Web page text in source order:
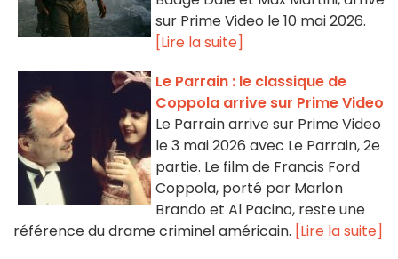
sur Prime Video le 10 mai 2026.
[Lire la suite]
Le Parrain : le classique de
Coppola arrive sur Prime Video
Le Parrain arrive sur Prime Video
le 3 mai 2026 avec Le Parrain, 2e
partie. Le film de Francis Ford
Coppola, porté par Marlon
Brando et Al Pacino, reste une
référence du drame criminel américain. [Lire la suite]